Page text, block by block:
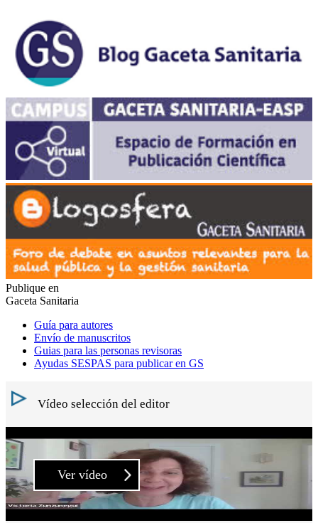
Publique en
Gaceta Sanitaria
Guía para autores
Envío de manuscritos
Guias para las personas revisoras
Ayudas SESPAS para publicar en GS
Vídeo selección del editor
Ver vídeo